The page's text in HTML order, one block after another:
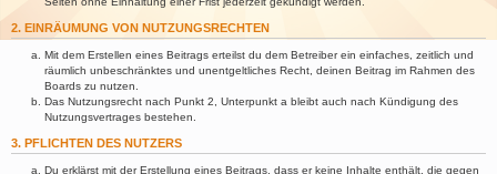
2. EINRÄUMUNG VON NUTZUNGSRECHTEN
Mit dem Erstellen eines Beitrags erteilst du dem Betreiber ein einfaches, zeitlich und
räumlich unbeschränktes und unentgeltliches Recht, deinen Beitrag im Rahmen des
Boards zu nutzen.
Das Nutzungsrecht nach Punkt 2, Unterpunkt a bleibt auch nach Kündigung des
Nutzungsvertrages bestehen.
3. PFLICHTEN DES NUTZERS
Du erklärst mit der Erstellung eines Beitrags, dass er keine Inhalte enthält, die gegen